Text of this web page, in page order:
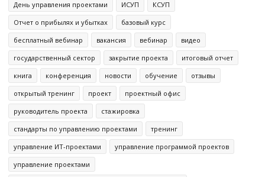
День управления проектами
ИСУП
КСУП
Отчет о прибылях и убытках
базовый курс
бесплатный вебинар
вакансия вебинар
видео
государственный сектор
закрытие проекта
итоговый отчет
книга
конференция новости обучение
отзывы
открытый тренинг
проект
проектный офис
руководитель проекта
стажировка
стандарты по управлению проектами
тренинг
управление ИТ-проектами
управление программой проектов
управление проектами